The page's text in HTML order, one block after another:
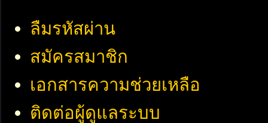
ลืมรหัสผ่าน
สมัครสมาชิก
เอกสารความช่วยเหลือ
ติดต่อผู้ดูแลระบบ